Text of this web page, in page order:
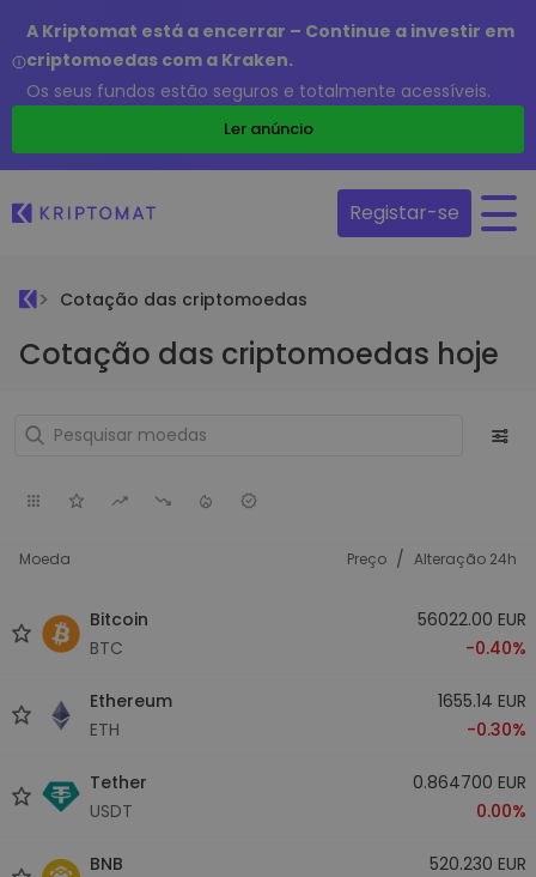
A Kriptomat está a encerrar – Continue a investir em
criptomoedas com a Kraken.
Os seus fundos estão seguros e totalmente acessíveis.
Ler anúncio
Registar-se
Cotação das criptomoedas
Cotação das criptomoedas hoje
Moeda Preço / Alteração 24h
Bitcoin
BTC
56022.00 EUR
-0.40%
Ethereum
ETH
1655.14 EUR
-0.30%
Tether
USDT
0.864700 EUR
0.00%
BNB
520.230 EUR